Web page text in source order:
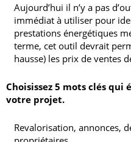
Aujourd’hui il n’y a pas
immédiat à utiliser pour
prestations énergétiques
terme, cet outil devrait
hausse) les prix de ventes
Choisissez 5 mots clés
votre projet.
Revalorisation, annonces,